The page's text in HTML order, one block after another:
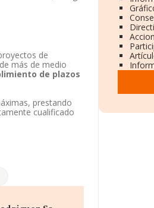
a los niveles de
en el ranking
de sectores
Via 5
la empresa antes
Paal S.L. Se ha
pasando del
comoOny Vas
En 2025, la empresa
en el
empresas, la
de
más de medio
de plazos
prestando
cualificado